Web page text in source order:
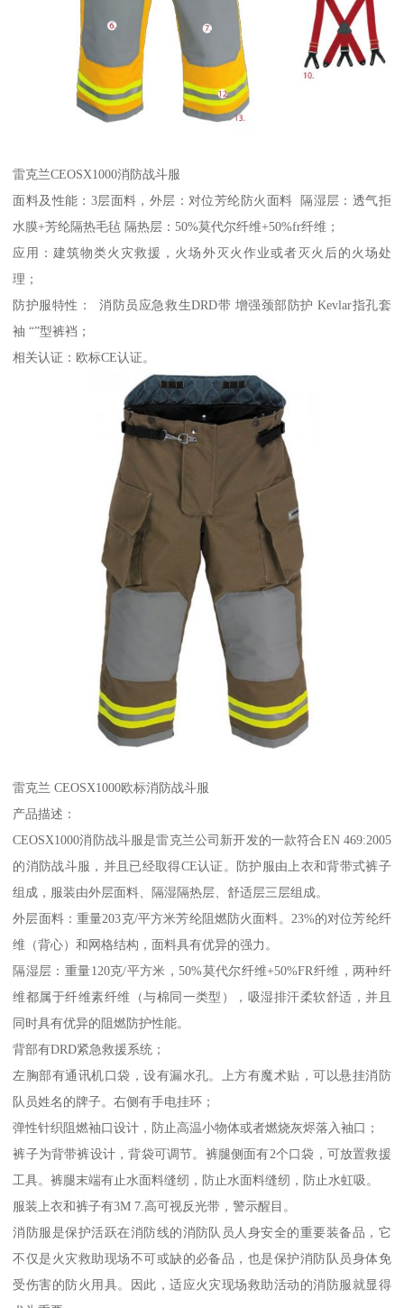
雷克兰CEOSX1000消防战斗服
面料及性能：3层面料，外层：对位芳纶防火面料 隔湿层：透气拒
水膜+芳纶隔热毛毡 隔热层：50%莫代尔纤维+50%fr纤维；
应用：建筑物类火灾救援，火场外灭火作业或者灭火后的火场处
理；
防护服特性： 消防员应急救生DRD带 增强颈部防护 Kevlar指孔套
袖 “”型裤裆；
相关认证：欧标CE认证。
雷克兰 CEOSX1000欧标消防战斗服
产品描述：
CEOSX1000消防战斗服是雷克兰公司新开发的一款符合EN 469:2005
的消防战斗服，并且已经取得CE认证。防护服由上衣和背带式裤子
组成，服装由外层面料、隔湿隔热层、舒适层三层组成。
外层面料：重量203克/平方米芳纶阻燃防火面料。23%的对位芳纶纤
维（背心）和网格结构，面料具有优异的强力。
隔湿层：重量120克/平方米，50%莫代尔纤维+50%FR纤维，两种纤
维都属于纤维素纤维（与棉同一类型），吸湿排汗柔软舒适，并且
同时具有优异的阻燃防护性能。
背部有DRD紧急救援系统；
左胸部有通讯机口袋，设有漏水孔。上方有魔术贴，可以悬挂消防
队员姓名的牌子。右侧有手电挂环；
弹性针织阻燃袖口设计，防止高温小物体或者燃烧灰烬落入袖口；
裤子为背带裤设计，背袋可调节。裤腿侧面有2个口袋，可放置救援
工具。裤腿末端有止水面料缝纫，防止水面料缝纫，防止水虹吸。
服装上衣和裤子有3M 7.高可视反光带，警示醒目。
消防服是保护活跃在消防线的消防队员人身安全的重要装备品，它
不仅是火灾救助现场不可或缺的必备品，也是保护消防队员身体免
受伤害的防火用具。因此，适应火灾现场救助活动的消防服就显得